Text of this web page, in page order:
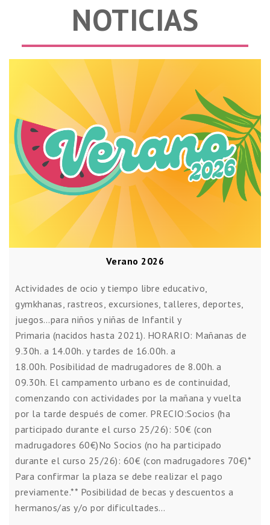
NOTICIAS
Verano 2026
Actividades de ocio y tiempo libre educativo,
gymkhanas, rastreos, excursiones, talleres, deportes,
juegos…para niños y niñas de Infantil y
Primaria (nacidos hasta 2021). HORARIO: Mañanas de
9.30h. a 14.00h. y tardes de 16.00h. a
18.00h. Posibilidad de madrugadores de 8.00h. a
09.30h. El campamento urbano es de continuidad,
comenzando con actividades por la mañana y vuelta
por la tarde después de comer. PRECIO:Socios (ha
participado durante el curso 25/26): 50€ (con
madrugadores 60€)No Socios (no ha participado
durante el curso 25/26): 60€ (con madrugadores 70€)*
Para confirmar la plaza se debe realizar el pago
previamente.** Posibilidad de becas y descuentos a
hermanos/as y/o por dificultades…